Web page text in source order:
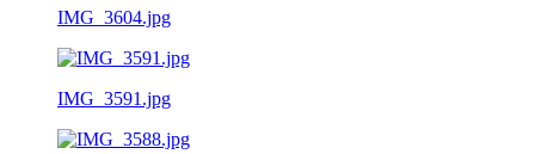
IMG_3604.jpg
IMG_3591.jpg